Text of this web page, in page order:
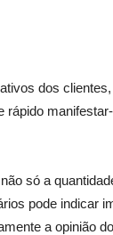
dos
só a
pode indicar
a opinião